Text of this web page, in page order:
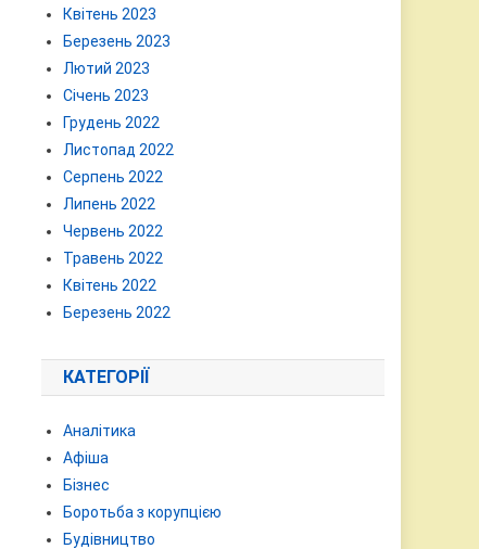
Квітень 2023
Березень 2023
Лютий 2023
Січень 2023
Грудень 2022
Листопад 2022
Серпень 2022
Липень 2022
Червень 2022
Травень 2022
Квітень 2022
Березень 2022
КАТЕГОРІЇ
Аналітика
Афіша
Бізнес
Боротьба з корупцією
Будівництво